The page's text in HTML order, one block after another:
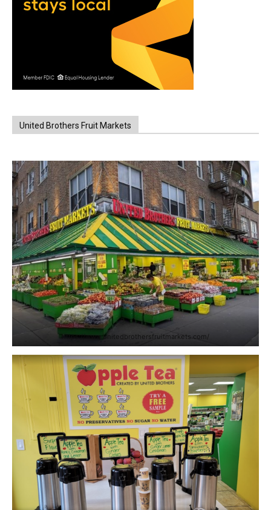
United Brothers Fruit Markets
https://www.unitedbrothersfruitmarkets.com/